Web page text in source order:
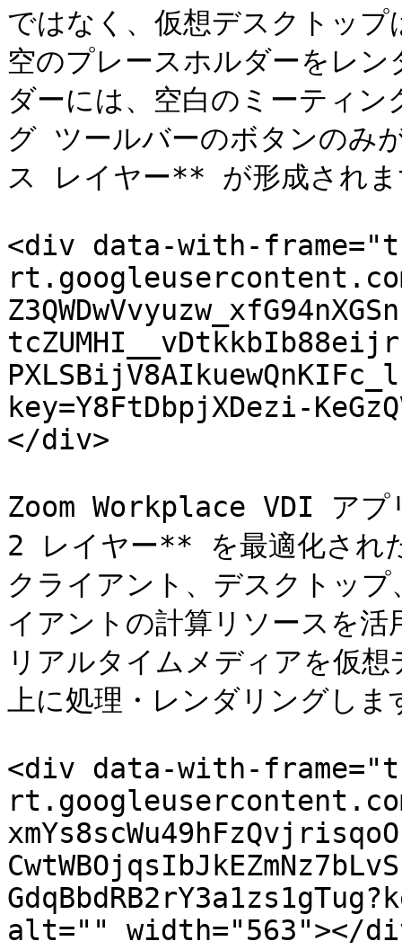
ではなく、仮想デスクトッ
空のプレースホルダーをレ
ダーには、空白のミーティ
グ ツールバーのボタンのみ
ス レイヤー** が形成されま
<div data-with-
tcZUMHI__vDtkkbIb88eijr-
key=Y8FtDbpjXDezi-
</div>
Zoom Workplace VDI アプ
2 レイヤー** を最適化され
クライアント、デスクトッ
イアントの計算リソースを
リアルタイムメディアを仮
上に処理・レンダリングしま
<div data-with-
alt="" width="563"></